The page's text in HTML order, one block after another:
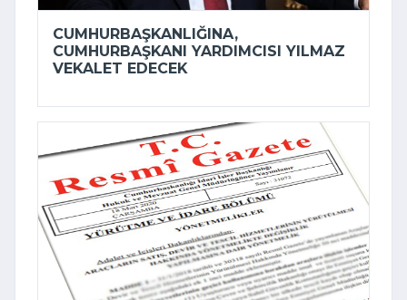
CUMHURBAŞKANLIĞINA,
CUMHURBAŞKANI YARDIMCISI YILMAZ
VEKALET EDECEK